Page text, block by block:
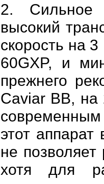
2. Сильное
высокий
скорость на
60GXP, и
прежнего
Caviar BB, на
этот
не
хотя для